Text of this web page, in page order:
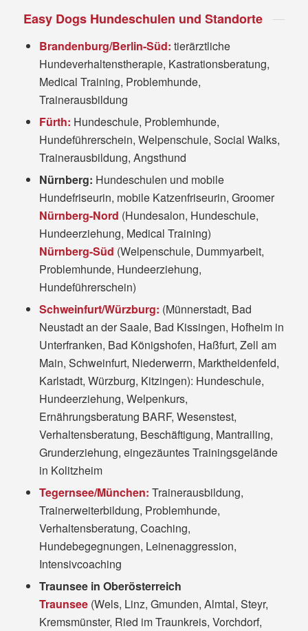
Easy Dogs Hundeschulen und Standorte
Brandenburg/Berlin-Süd: tierärztliche
Hundeverhaltenstherapie, Kastrationsberatung,
Medical Training, Problemhunde,
Trainerausbildung
Fürth: Hundeschule, Problemhunde,
Hundeführerschein, Welpenschule, Social Walks,
Trainerausbildung, Angsthund
Nürnberg: Hundeschulen und mobile
Hundefriseurin, mobile Katzenfriseurin, Groomer
Nürnberg-Nord (Hundesalon, Hundeschule,
Hundeerziehung, Medical Training)
Nürnberg-Süd (Welpenschule, Dummyarbeit,
Problemhunde, Hundeerziehung,
Hundeführerschein)
Schweinfurt/Würzburg: (Münnerstadt, Bad
Neustadt an der Saale, Bad Kissingen, Hofheim in
Unterfranken, Bad Königshofen, Haßfurt, Zell am
Main, Schweinfurt, Niederwerrn, Marktheidenfeld,
Karlstadt, Würzburg, Kitzingen): Hundeschule,
Hundeerziehung, Welpenkurs,
Ernährungsberatung BARF, Wesenstest,
Verhaltensberatung, Beschäftigung, Mantrailing,
Grunderziehung, eingezäuntes Trainingsgelände
in Kolitzheim
Tegernsee/München: Trainerausbildung,
Trainerweiterbildung, Problemhunde,
Verhaltensberatung, Coaching,
Hundebegegnungen, Leinenaggression,
Intensivcoaching
Traunsee in Oberösterreich
Traunsee(Wels, Linz, Gmunden, Almtal, Steyr,
Kremsmünster, Ried im Traunkreis, Vorchdorf,